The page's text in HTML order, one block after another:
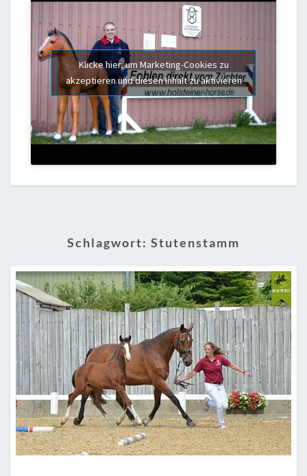
Klicke hier, um Marketing-Cookies zu
akzeptieren und diesen Inhalt zu aktivieren
Schlagwort: Stutenstamm